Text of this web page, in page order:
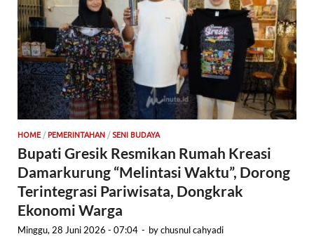
HOME/ PEMERINTAHAN /SENI BUDAYA
Bupati Gresik Resmikan Rumah Kreasi
Damarkurung “Melintasi Waktu”, Dorong
Terintegrasi Pariwisata, Dongkrak
Ekonomi Warga
Minggu, 28 Juni 2026 - 07:04 - bychusnul cahyadi